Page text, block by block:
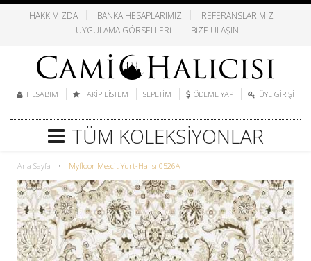
HAKKIMIZDA BANKA HESAPLARIMIZ
REFERANSLARIMIZ
UYGULAMA GÖRSELLERI
BIZE ULAŞIN
HESABIM TAKIP LISTEM SEPETIM ÖDEME YAP ÜYE GIRIŞI
TÜM KOLEKSIYONLAR
Ana Sayfa • Myfloor Mescit Yurt-Halısı 0526A